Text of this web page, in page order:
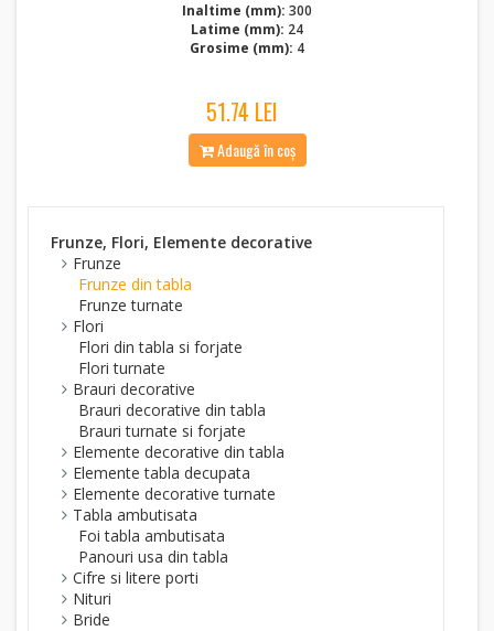
Inaltime (mm): 300
Latime (mm): 24
Grosime (mm): 4
51.74 LEI
Adaugă în coș
Frunze, Flori, Elemente decorative
Frunze
Frunze din tabla
Frunze turnate
Flori
Flori din tabla si forjate
Flori turnate
Brauri decorative
Brauri decorative din tabla
Brauri turnate si forjate
Elemente decorative din tabla
Elemente tabla decupata
Elemente decorative turnate
Tabla ambutisata
Foi tabla ambutisata
Panouri usa din tabla
Cifre si litere porti
Nituri
Bride